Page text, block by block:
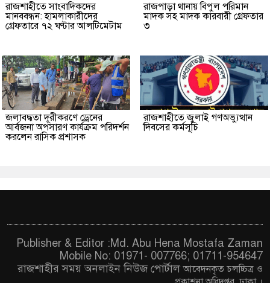
রাজশাহীতে সাংবাদিকদের
মানববন্ধন: হামলাকারীদের
গ্রেফতারে ৭২ ঘণ্টার আলটিমেটাম
রাজপাড়া থানায় বিপুল পরিমান
মাদক সহ মাদক কারবারী গ্রেফতার
৩
জলাবদ্ধতা দূরীকরণে ড্রেনের
আর্বজনা অপসারণ কার্যক্রম পরিদর্শন
করলেন রাসিক প্রশাসক
রাজশাহীতে জুলাই গণঅভ্যুত্থান
দিবসের কর্মসূচি
Publisher & Editor :Md. Abu Hena Mostafa Zaman
Mobile No: 01971- 007766; 01711-954647
রাজশাহীর সময় অনলাইন নিউজ পোর্টালআবেদনকৃত চলচ্চিত্র ও